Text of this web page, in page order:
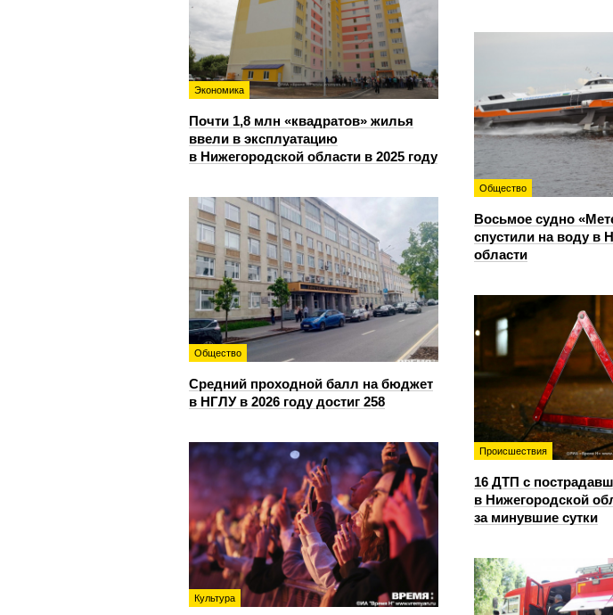
Экономика
Почти 1,8 млн «квадратов» жилья
ввели в эксплуатацию
в Нижегородской области в 2025 году
Общество
Восьмое судно
спустили на воду в
области
Общество
Средний проходной балл на бюджет
в НГЛУ в 2026 году достиг 258
Происшествия
16 ДТП с
в Нижегородской
за минувшие сутки
Культура